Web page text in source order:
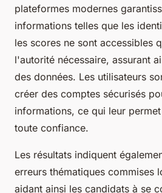
plateformes modernes
informations telles que les
les scores ne sont accessibles
l'autorité nécessaire, assurant
des données. Les utilisateurs
créer des comptes sécurisés
informations, ce qui leur
toute confiance.
Les résultats indiquent
erreurs thématiques commises
aidant ainsi les candidats à se